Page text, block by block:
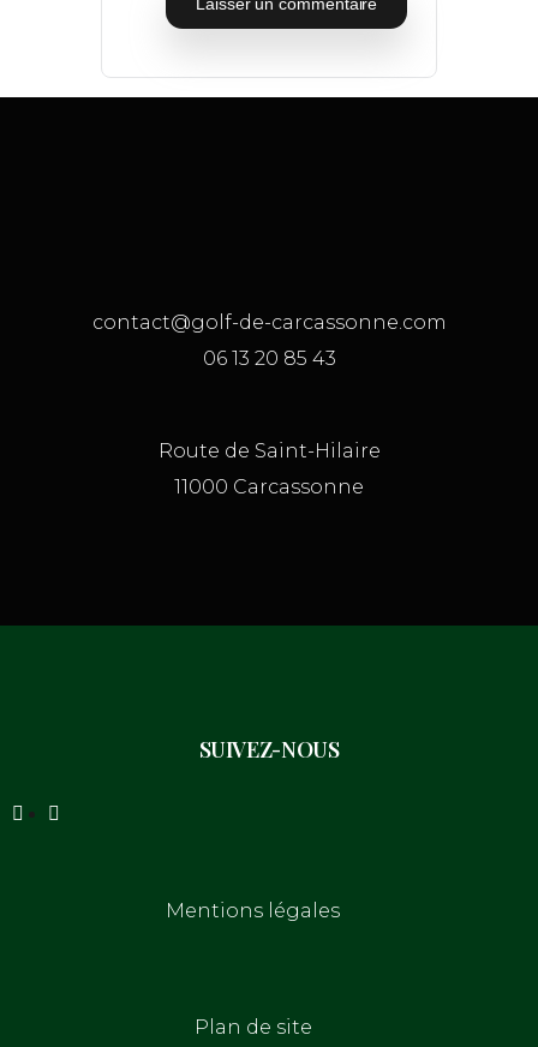
contact@golf-de-carcassonne.com
06 13 20 85 43
Route de Saint-Hilaire
11000 Carcassonne
SUIVEZ-NOUS
Mentions légales
Plan de site